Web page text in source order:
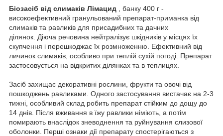
Біозасіб від слимаків Лімацид , банку 400 г -
високоефективний гранульований препарат-приманка від
слимаків та равликів для присадибних та дачних
ділянок. Діюча речовина нейтралізує шкідників у місцях їх
скупчення і перешкоджає їх розмноженню. Ефективний від
личинок слимаків, особливо при теплій сухій погоді. Препарат
застосовується на відкритих ділянках та в теплицях.
Засіб захищає декоративні рослини, фрукти та овочі від
пошкоджень равликами. Одного застосування вистачає на 2-3
тижні, особливий склад робить препарат стійким до дощу до
14 днів. Після вживання в їжу равлики німіють, а потім
помирають внаслідок зневоднення та руйнування слизової
оболонки. Перші ознаки дії препарату спостерігаються з